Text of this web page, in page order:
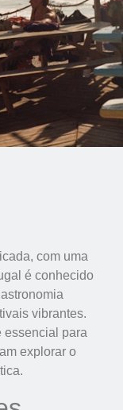
com uma
é conhecido
vibrantes.
essencial para
explorar o